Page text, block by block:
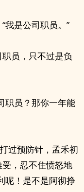
我是公司职员。”
员，只不过是负
职员？那你一年能
过预防针，孟禾初
，忍不住愤怒地
呢！是不是阿彻挣